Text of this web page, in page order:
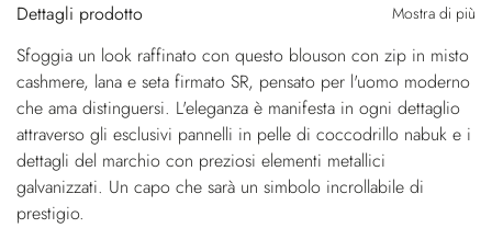
Dettagli prodotto Mostra di più
Sfoggia un look raffinato con questo blouson con zip in misto
cashmere, lana e seta firmato SR, pensato per l'uomo moderno
che ama distinguersi. L'eleganza è manifesta in ogni dettaglio
attraverso gli esclusivi pannelli in pelle di coccodrillo nabuk e i
dettagli del marchio con preziosi elementi metallici
galvanizzati. Un capo che sarà un simbolo incrollabile di
prestigio.